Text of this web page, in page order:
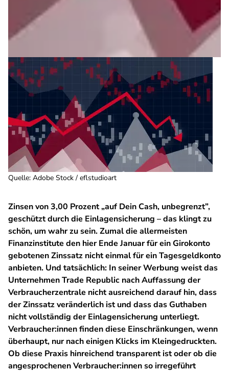
Quelle: Adobe Stock / eflstudioart
Zinsen von 3,00 Prozent „auf Dein Cash, unbegrenzt”,
geschützt durch die Einlagensicherung – das klingt zu
schön, um wahr zu sein. Zumal die allermeisten
Finanzinstitute den hier Ende Januar für ein Girokonto
gebotenen Zinssatz nicht einmal für ein Tagesgeldkonto
anbieten. Und tatsächlich: In seiner Werbung weist das
Unternehmen Trade Republic nach Auffassung der
Verbraucherzentrale nicht ausreichend darauf hin, dass
der Zinssatz veränderlich ist und dass das Guthaben
nicht vollständig der Einlagensicherung unterliegt.
Verbraucher:innen finden diese Einschränkungen, wenn
überhaupt, nur nach einigen Klicks im Kleingedruckten.
Ob diese Praxis hinreichend transparent ist oder ob die
angesprochenen Verbraucher:innen so irregeführt